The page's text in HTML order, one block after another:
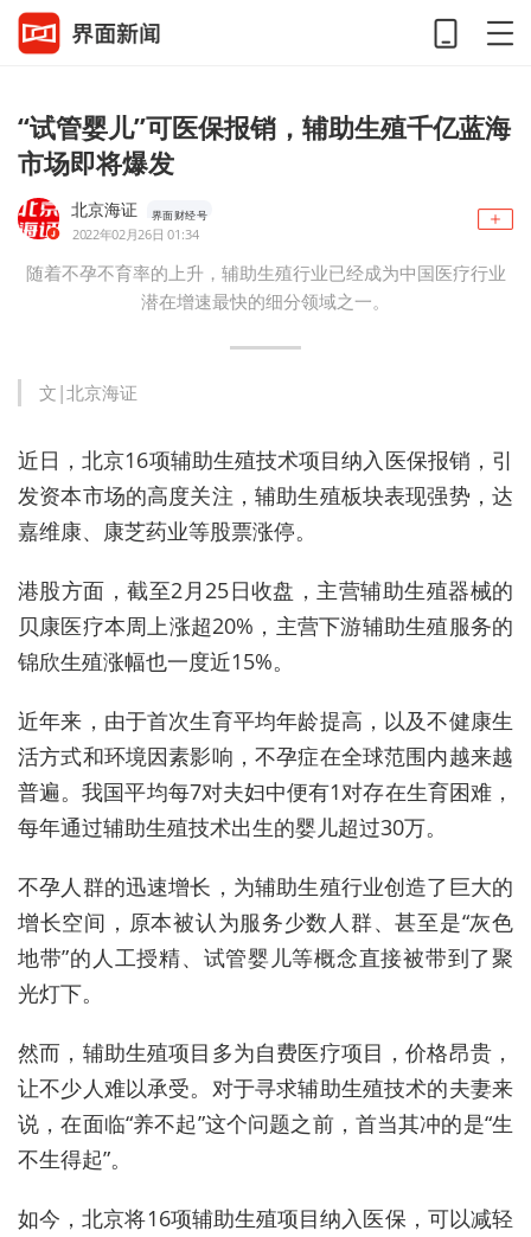
“试管婴儿”可医保报销，辅助生殖千亿蓝海
市场即将爆发
北京海证 界面财经号
2022年02月26日 01:34
随着不孕不育率的上升，辅助生殖行业已经成为中国医疗行业
潜在增速最快的细分领域之一。
​文|北京海证
近日，北京16项辅助生殖技术项目纳入医保报销，引
发资本市场的高度关注，辅助生殖板块表现强势，达
嘉维康、康芝药业等股票涨停。
港股方面，截至2月25日收盘，主营辅助生殖器械的
贝康医疗本周上涨超20%，主营下游辅助生殖服务的
锦欣生殖涨幅也一度近15%。
近年来，由于首次生育平均年龄提高，以及不健康生
活方式和环境因素影响，不孕症在全球范围内越来越
普遍。我国平均每7对夫妇中便有1对存在生育困难，
每年通过辅助生殖技术出生的婴儿超过30万。
不孕人群的迅速增长，为辅助生殖行业创造了巨大的
增长空间，原本被认为服务少数人群、甚至是“灰色
地带”的人工授精、试管婴儿等概念直接被带到了聚
光灯下。
然而，辅助生殖项目多为自费医疗项目，价格昂贵，
让不少人难以承受。对于寻求辅助生殖技术的夫妻来
说，在面临“养不起”这个问题之前，首当其冲的是“生
不生得起”。
如今，北京将16项辅助生殖项目纳入医保，可以减轻